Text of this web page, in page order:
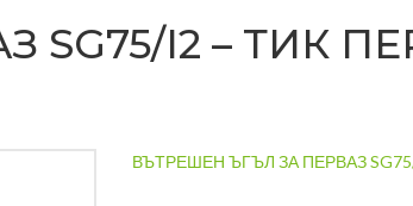
I2 – ТИК
ВЪТРЕШЕН ЪГЪЛ ЗА ПЕРВАЗ